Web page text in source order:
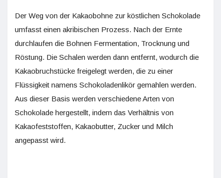
Der Weg von der Kakaobohne zur köstlichen Schokolade
umfasst einen akribischen Prozess. Nach der Ernte
durchlaufen die Bohnen Fermentation, Trocknung und
Röstung. Die Schalen werden dann entfernt, wodurch die
Kakaobruchstücke freigelegt werden, die zu einer
Flüssigkeit namens Schokoladenlikör gemahlen werden.
Aus dieser Basis werden verschiedene Arten von
Schokolade hergestellt, indem das Verhältnis von
Kakaofeststoffen, Kakaobutter, Zucker und Milch
angepasst wird.